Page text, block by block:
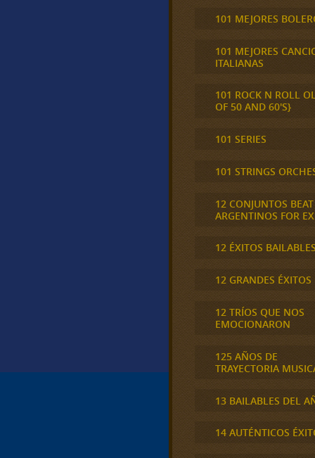
101 MEJORES
101 MEJORES
ITALIANAS
101 ROCK N ROLL
OF 50 AND 60'S}
101 SERIES
101 STRINGS
12 CONJUNTOS BEAT
ARGENTINOS FOR
12 ÉXITOS
12 GRANDES ÉXITOS
12 TRÍOS QUE NOS
EMOCIONARON
125 AÑOS DE
TRAYECTORIA
13 BAILABLES DEL
14 AUTÉNTICOS